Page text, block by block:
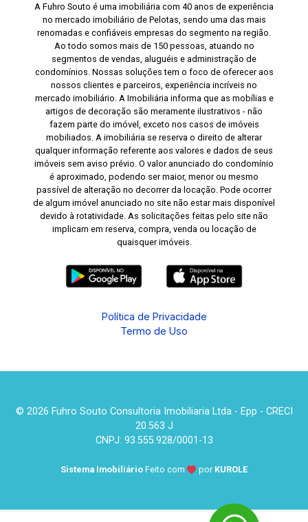
A Fuhro Souto é uma imobiliária com 40 anos de experiência
no mercado imobiliário de Pelotas, sendo uma das mais
renomadas e confiáveis empresas do segmento na região.
Ao todo somos mais de 150 pessoas, atuando no
segmentos de vendas, aluguéis e administração de
condomínios. Nossas soluções tem o foco de oferecer aos
nossos clientes e parceiros, experiência incríveis no
mercado imobiliário. A Imobiliária informa que as mobílias e
artigos de decoração são meramente ilustrativos - não
fazem parte do imóvel, exceto nos casos de imóveis
mobiliados. A imobiliária se reserva o direito de alterar
qualquer informação referente aos valores e dados de seus
imóveis sem aviso prévio. O valor anunciado do condomínio
é aproximado, podendo ser maior, menor ou mesmo
passível de alteração no decorrer da locação. Pode ocorrer
de algum imóvel anunciado no site não estar mais disponível
devido à rotatividade. As solicitações feitas pelo site não
implicam em reserva, compra, venda ou locação de
quaisquer imóveis.
Política de Privacidade
Termo de Uso
© 2026 Fuhro Souto Consultoria Imobiliaria Ltda - Epp - CRECI
20.563 J
CNPJ: 93.555.928/0001-13
Sistema Imobiliário Feito com por KUROLE